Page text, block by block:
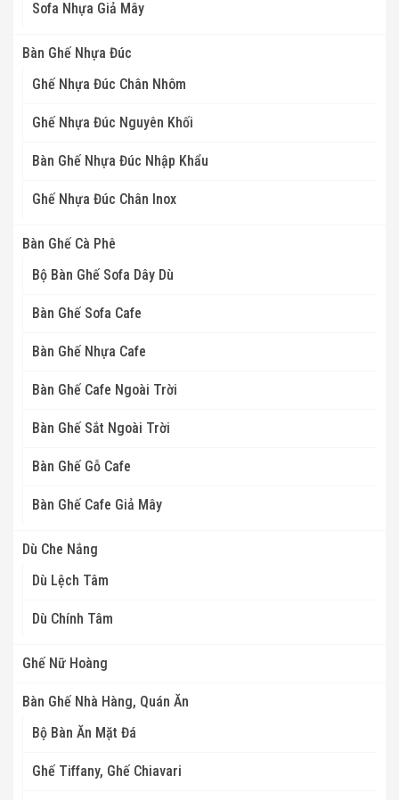
Sofa Nhựa Giả Mây
Bàn Ghế Nhựa Đúc
Ghế Nhựa Đúc Chân Nhôm
Ghế Nhựa Đúc Nguyên Khối
Bàn Ghế Nhựa Đúc Nhập Khẩu
Ghế Nhựa Đúc Chân Inox
Bàn Ghế Cà Phê
Bộ Bàn Ghế Sofa Dây Dù
Bàn Ghế Sofa Cafe
Bàn Ghế Nhựa Cafe
Bàn Ghế Cafe Ngoài Trời
Bàn Ghế Sắt Ngoài Trời
Bàn Ghế Gỗ Cafe
Bàn Ghế Cafe Giả Mây
Dù Che Nắng
Dù Lệch Tâm
Dù Chính Tâm
Ghế Nữ Hoàng
Bàn Ghế Nhà Hàng, Quán Ăn
Bộ Bàn Ăn Mặt Đá
Ghế Tiffany, Ghế Chiavari